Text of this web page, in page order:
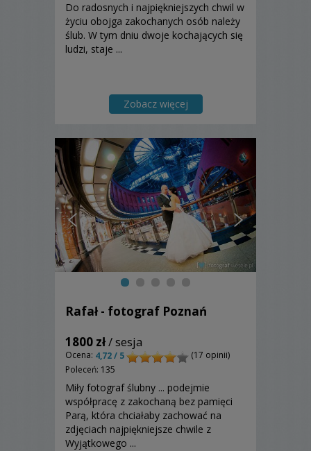
Do radosnych i najpiękniejszych chwil w
życiu obojga zakochanych osób należy
ślub. W tym dniu dwoje kochających się
ludzi, staje ...
Zobacz więcej
Rafał - fotograf Poznań
1800 zł/ sesja
Ocena: 4,72 / 5
(17 opinii)
Poleceń: 135
Miły fotograf ślubny ... podejmie
współpracę z zakochaną bez pamięci
Parą, która chciałaby zachować na
zdjęciach najpiękniejsze chwile z
Wyjątkowego ...